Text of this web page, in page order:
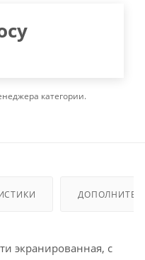
категории.
экранированная, с